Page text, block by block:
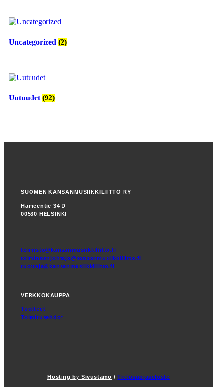
Uncategorized (2)
Uutuudet(92)
SUOMEN KANSANMUSIIKKILIITTO RY
Hämeentie 34 D
00530 HELSINKI
toimisto@kansanmusiikkiliitto.fi
toiminnanjohtaja@kansanmusiikkiliitto.fi
tuottaja@kansanmusiikkiliitto.fi
VERKKOKAUPPA
Tuotteet
Toimitusehdot
Hosting by Sivustamo /Tietosuojaseloste